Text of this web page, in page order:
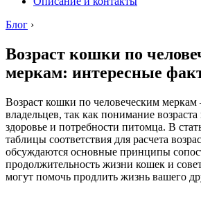
Блог ›
Возраст кошки по
меркам: интересные
Возраст кошки по человеческим
владельцев, так как понимание
здоровье и потребности питомца. В
таблицы соответствия для расчета
обсуждаются основные принципы
продолжительность жизни кошек и
могут помочь продлить жизнь вашего